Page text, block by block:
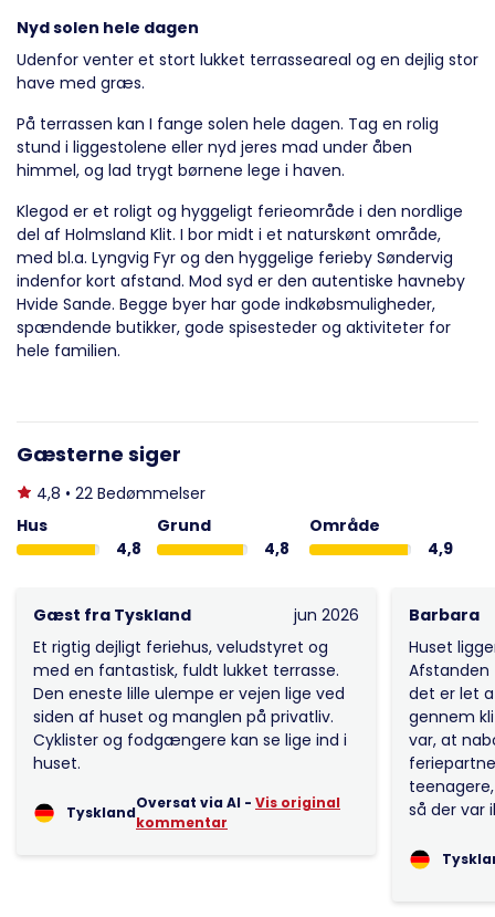
Nyd solen hele dagen
Udenfor venter et stort lukket terrasseareal og en dejlig stor
have med græs.
På terrassen kan I fange solen hele dagen. Tag en rolig
stund i liggestolene eller nyd jeres mad under åben
himmel, og lad trygt børnene lege i haven.
Klegod er et roligt og hyggeligt ferieområde i den nordlige
del af Holmsland Klit. I bor midt i et naturskønt område,
med bl.a. Lyngvig Fyr og den hyggelige ferieby Søndervig
indenfor kort afstand. Mod syd er den autentiske havneby
Hvide Sande. Begge byer har gode indkøbsmuligheder,
spændende butikker, gode spisesteder og aktiviteter for
hele familien.
Gæsterne siger
4,8 • 22 Bedømmelser
Hus
4,8
Grund
4,8
Område
4,9
Gæst fra Tyskland
jun 2026
Et rigtig dejligt feriehus, veludstyret og
med en fantastisk, fuldt lukket terrasse.
Den eneste lille ulempe er vejen lige ved
siden af huset og manglen på privatliv.
Cyklister og fodgængere kan se lige ind i
huset.
Tyskland
Oversat via AI - Vis original
kommentar
Barbara
Huset
Afstanden
det er let
gennem
var, at
så der var